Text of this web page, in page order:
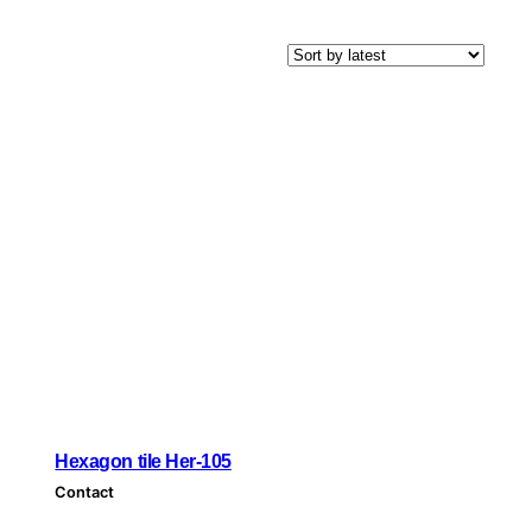
Hexagon tile Her-105
Contact